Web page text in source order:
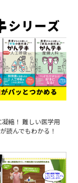
縮！ 難しい医学用
読んでもわかる！